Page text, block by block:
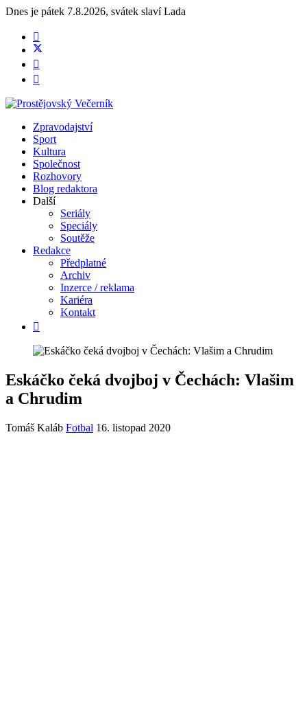
Dnes je pátek 7.8.2026, svátek slavíLada
Zpravodajství
Sport
Kultura
Společnost
Rozhovory
Blog redaktora
Další
Seriály
Speciály
Soutěže
Redakce
Předplatné
Archiv
Inzerce / reklama
Kariéra
Kontakt
Eskáčko čeká dvojboj v Čechách: Vlašim
a Chrudim
Tomáš Kaláb Fotbal 16. listopad 2020